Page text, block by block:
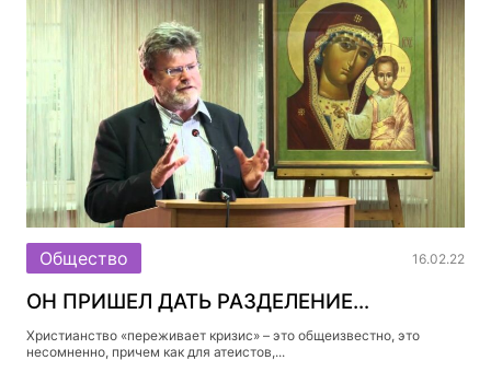
Общество 16.02.22
ОН ПРИШЕЛ ДАТЬ РАЗДЕЛЕНИЕ…
Христианство «переживает кризис» – это общеизвестно, это
несомненно, причем как для атеистов,...